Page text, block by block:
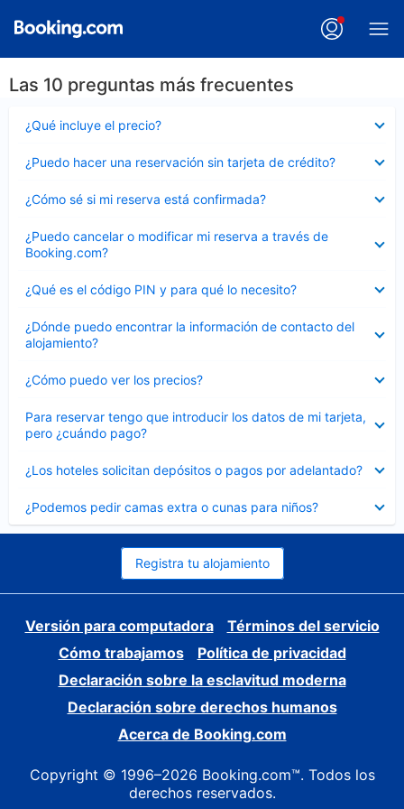
Las 10 preguntas más frecuentes
¿Qué incluye el precio?
cerrado
¿Puedo hacer una reservación sin tarjeta de crédito?
cerrado
¿Cómo sé si mi reserva está confirmada?
cerrado
¿Puedo cancelar o modificar mi reserva a través de
Booking.com?
cerrado
¿Qué es el código PIN y para qué lo necesito?
cerrado
¿Dónde puedo encontrar la información de contacto del
alojamiento?
cerrado
¿Cómo puedo ver los precios?
cerrado
Para reservar tengo que introducir los datos de mi tarjeta,
pero ¿cuándo pago?
cerrado
¿Los hoteles solicitan depósitos o pagos por adelantado?
cerrado
¿Podemos pedir camas extra o cunas para niños?
cerrado
Registra tu alojamiento
Versión para computadora
Términos del servicio
Cómo trabajamos
Política de privacidad
Declaración sobre la esclavitud moderna
Declaración sobre derechos humanos
Acerca de Booking.com
Copyright © 1996–2026 Booking.com™. Todos los
derechos reservados.